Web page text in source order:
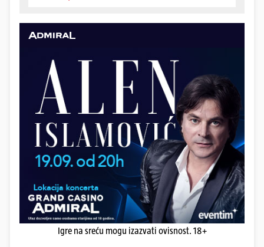
Igre na sreću mogu izazvati ovisnost. 18+